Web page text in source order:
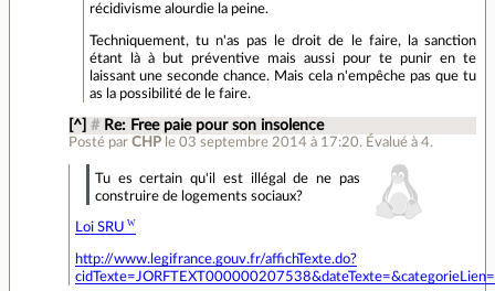
récidivisme alourdie la peine.
Techniquement, tu n'as pas le droit de le faire, la sanction
étant là à but préventive mais aussi pour te punir en te
laissant une seconde chance. Mais cela n'empêche pas que tu
as la possibilité de le faire.
[^] # Re: Free paie pour son insolence
Posté par CHP le 03 septembre 2014 à 17:20. Évalué à 4.
Tu es certain qu'il est illégal de ne pas
construire de logements sociaux?
Loi SRU
http://www.legifrance.gouv.fr/affichTexte.do?